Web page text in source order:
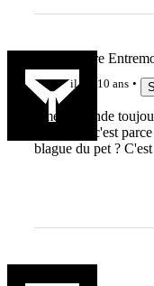
Marc Lièvre
il y a 10 ans
J'me demande
son doigt, c'est
blague du pet ?